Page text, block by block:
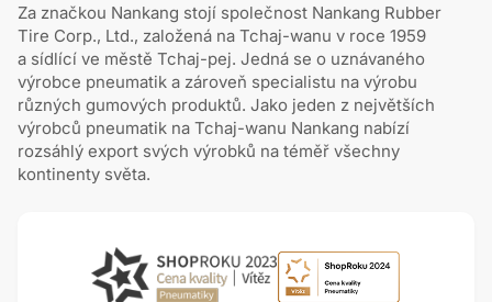
Za značkou Nankang stojí společnost Nankang Rubber
Tire Corp., Ltd., založená na Tchaj-wanu v roce 1959
a sídlící ve městě Tchaj-pej. Jedná se o uznávaného
výrobce pneumatik a zároveň specialistu na výrobu
různých gumových produktů. Jako jeden z největších
výrobců pneumatik na Tchaj-wanu Nankang nabízí
rozsáhlý export svých výrobků na téměř všechny
kontinenty světa.